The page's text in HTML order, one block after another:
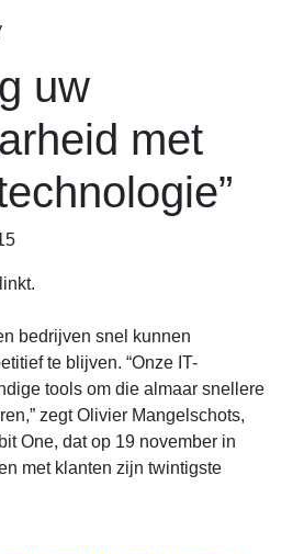
uw
met
bedrijven snel kunnen
te blijven. “Onze IT-
tools om die almaar snellere
zegt Olivier Mangelschots,
One, dat op 19 november in
met klanten zijn twintigste